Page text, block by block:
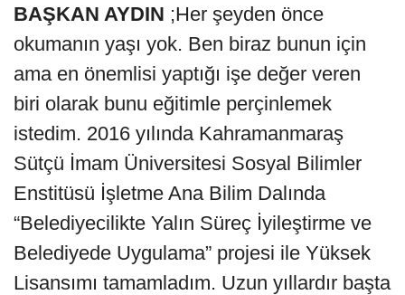
BAŞKAN AYDIN ;Her şeyden önce
okumanın yaşı yok. Ben biraz bunun için
ama en önemlisi yaptığı işe değer veren
biri olarak bunu eğitimle perçinlemek
istedim. 2016 yılında Kahramanmaraş
Sütçü İmam Üniversitesi Sosyal Bilimler
Enstitüsü İşletme Ana Bilim Dalında
“Belediyecilikte Yalın Süreç İyileştirme ve
Belediyede Uygulama” projesi ile Yüksek
Lisansımı tamamladım. Uzun yıllardır başta